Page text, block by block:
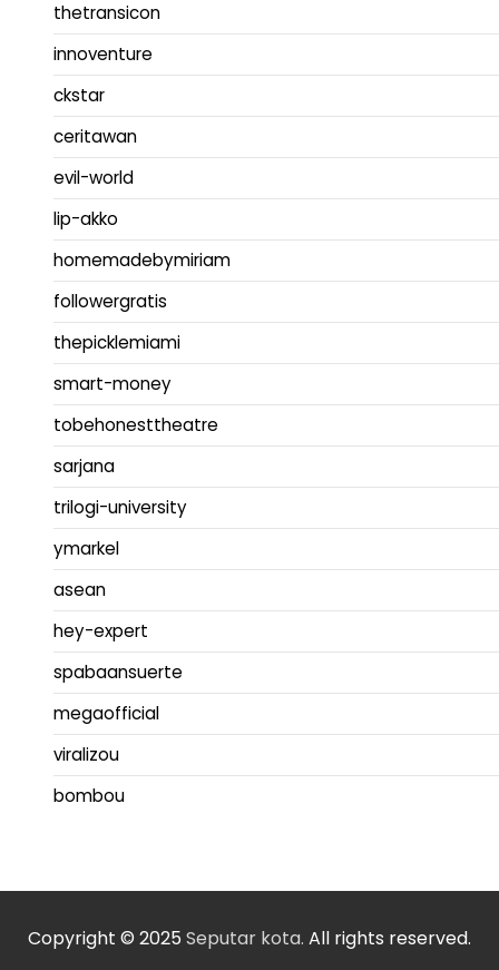
thetransicon
innoventure
ckstar
ceritawan
evil-world
lip-akko
homemadebymiriam
followergratis
thepicklemiami
smart-money
tobehonesttheatre
sarjana
trilogi-university
ymarkel
asean
hey-expert
spabaansuerte
megaofficial
viralizou
bombou
Copyright © 2025 Seputar kota. All rights reserved.